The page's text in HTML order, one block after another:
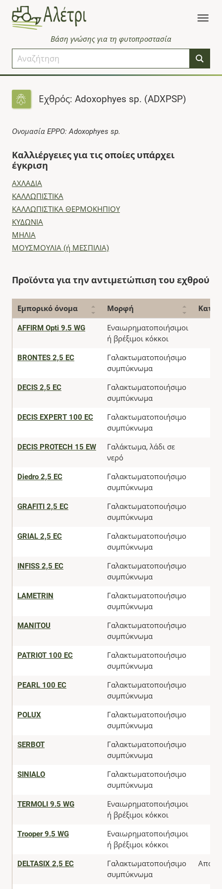
Βάση γνώσης για τη φυτοπροστασία
Εχθρός: Adoxophyes sp. (ADXPSP)
Ονομασία EPPO: Adoxophyes sp.
Καλλιέργειες για τις οποίες υπάρχει
έγκριση
ΑΧΛΑΔΙΑ
ΚΑΛΛΩΠΙΣΤΙΚΑ
ΚΑΛΛΩΠΙΣΤΙΚΑ ΘΕΡΜΟΚΗΠΙΟΥ
ΚΥΔΩΝΙΑ
ΜΗΛΙΑ
ΜΟΥΣΜΟΥΛΙΑ (ή ΜΕΣΠΙΛΙΑ)
Προϊόντα για την αντιμετώπιση του εχθρού
Εμπορικό όνομα Μορφή
AFFIRM Opti 9.5 WG
Εναιωρηματοποιήσιμοι
ή βρέξιμοι κόκκοι
BRONTES 2,5 EC
Γαλακτωματοποιήσιμο
συμπύκνωμα
DECIS 2,5 EC
Γαλακτωματοποιήσιμο
συμπύκνωμα
DECIS EXPERT 100 EC
Γαλακτωματοποιήσιμο
συμπύκνωμα
DECIS PROTECH 15 EW
Γαλάκτωμα, λάδι σε
νερό
Diedro 2,5 EC
Γαλακτωματοποιήσιμο
συμπύκνωμα
GRAFITI 2,5 EC
Γαλακτωματοποιήσιμο
συμπύκνωμα
GRIAL 2,5 EC
Γαλακτωματοποιήσιμο
συμπύκνωμα
INFISS 2,5 EC
Γαλακτωματοποιήσιμο
συμπύκνωμα
LAMETRIN
Γαλακτωματοποιήσιμο
συμπύκνωμα
MANITOU
Γαλακτωματοποιήσιμο
συμπύκνωμα
PATRIOT 100 EC
Γαλακτωματοποιήσιμο
συμπύκνωμα
PEARL 100 EC
Γαλακτωματοποιήσιμο
συμπύκνωμα
POLUX
Γαλακτωματοποιήσιμο
συμπύκνωμα
SERBOT
Γαλακτωματοποιήσιμο
συμπύκνωμα
SINIALO
Γαλακτωματοποιήσιμο
συμπύκνωμα
TERMOLI 9.5 WG
Εναιωρηματοποιήσιμοι
ή βρέξιμοι κόκκοι
Trooper 9.5 WG
Εναιωρηματοποιήσιμοι
ή βρέξιμοι κόκκοι
DELTASIX 2,5 EC
Γαλακτωματοποιήσιμο
συμπύκνωμα